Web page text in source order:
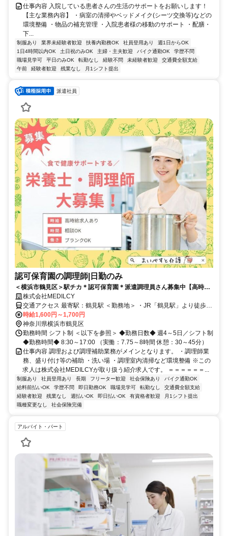
仕事内容 入院している患者さんの生活のサポートをお願いします！
【主な業務内容】 ・病室の清掃やベッドメイク(シーツ交換等)などの
環境整備 ・物品の補充管理 ・入院患者様の移動のサポート ・配膳・
下...
制服あり 業界未経験者歓迎 扶養内勤務OK 社員登用あり
週1日からOK
1日4時間以内OK
土日祝のみOK 主婦・主夫歓迎 バイク通勤OK
学歴不問
職場見学可
平日のみOK 転勤なし 経験不問 未経験者歓迎
交通費全額支給
午前
経験者歓迎 残業なし 月1シフト提出
派遣社員
認可保育園の調理師|日勤のみ
＜横浜市鶴見区＞駅チカ＊認可保育園＊派遣調理員さん募集中【高時
給】株式会社MEDILCY
交通アクセス 最寄駅：鶴見駅 ＜勤務地＞ ・JR「鶴見駅」より徒歩15
分 ・JR「鶴見小野駅」より徒歩6分 【バイク通勤：〇】【自転車通
勤：〇】 1都3県（東京・神奈川・千葉・埼玉）でのお仕事探しは、
当社にお任せください！ ご自宅付近でのご提案も可能です！ まずは
お気軽にお問い合わせくださいませ♪
時給1,600円～1,700円
神奈川県横浜市鶴見区
勤務時間 シフト制 ＜以下を参照＞ ◆勤務日数◆ 週4～5日／シフト制
◆勤務時間◆ 8:30～17:00 （実働：7.75～8時間 休憩：30～45分）
仕事内容 調理および調理補助業務がメインとなります。 ・調理師業
務、盛り付け等の補助 ・洗い場 ・調理室内清掃など環境整備 ※この
求人は株式会社MEDILCYが取り扱う紹介求人です。 ＝＝＝＝＝＝...
制服あり 社員登用あり 長期 フリーター歓迎 社会保険あり
バイク通勤OK
給料前払いOK
学歴不問 即日勤務OK 職場見学可 転勤なし
交通費全額支給
経験者歓迎
残業なし 週払いOK 即日払いOK 有資格者歓迎
月1シフト提出
職種変更なし
社会保険完備
アルバイト・パート